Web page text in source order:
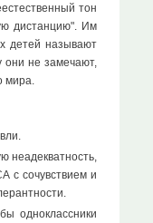
тон
дистанцию". Им
детей называют
они не замечают,
мира.
неадекватность,
с сочувствием и
одноклассники